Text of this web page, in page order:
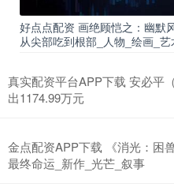
好点点配资 画绝顾恺之：幽默
从尖部吃到根部_人物_绘画_艺
真实配资平台APP下载 安必平
出1174.99万元
金点配资APP下载 《消光：困
最终命运_新作_光芒_叙事